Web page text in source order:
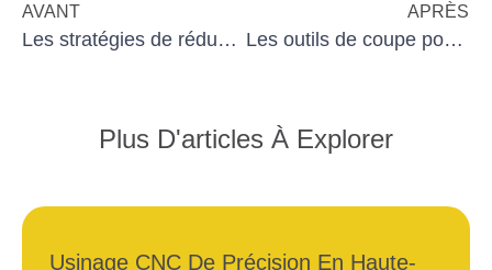
AVANT
Les stratégies de réduction des coûts en usinage
APRÈS
Les outils de coupe pour la fabrication additive
Plus D'articles À Explorer
Usinage CNC De Précision En Haute-